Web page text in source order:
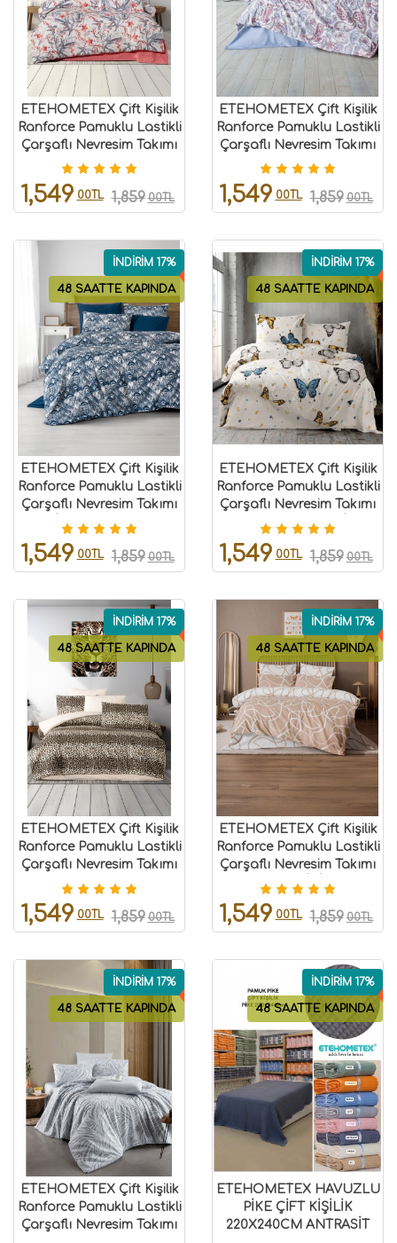
ETEHOMETEX Çift Kişilik
Ranforce Pamuklu Lastikli
Çarşaflı Nevresim Takımı
ASYA PEMBE
1,549 00TL 1,859 00TL
ETEHOMETEX Çift Kişilik
Ranforce Pamuklu Lastikli
Çarşaflı Nevresim Takımı
CAROL 8696474232055
1,549 00TL 1,859 00TL
48 SAATTE KAPINDA
İNDİRİM 17%
ETEHOMETEX Çift Kişilik
Ranforce Pamuklu Lastikli
Çarşaflı Nevresim Takımı
KAİ 8696474232056
1,549 00TL 1,859 00TL
48 SAATTE KAPINDA
İNDİRİM 17%
ETEHOMETEX Çift Kişilik
Ranforce Pamuklu Lastikli
Çarşaflı Nevresim Takımı
KELEBEK MAVİ
8696474232058
1,549 00TL 1,859 00TL
48 SAATTE KAPINDA
İNDİRİM 17%
ETEHOMETEX Çift Kişilik
Ranforce Pamuklu Lastikli
Çarşaflı Nevresim Takımı
LEOPAR 8696474232062
1,549 00TL 1,859 00TL
48 SAATTE KAPINDA
İNDİRİM 17%
ETEHOMETEX Çift Kişilik
Ranforce Pamuklu Lastikli
Çarşaflı Nevresim Takımı
MIX CAPİÇİNO
8696474232063
1,549 00TL 1,859 00TL
48 SAATTE KAPINDA
İNDİRİM 17%
ETEHOMETEX Çift Kişilik
Ranforce Pamuklu Lastikli
Çarşaflı Nevresim Takımı
48 SAATTE KAPINDA
İNDİRİM 17%
ETEHOMETEX HAVUZLU
PİKE ÇİFT KİŞİLİK
220X240CM ANTRASİT